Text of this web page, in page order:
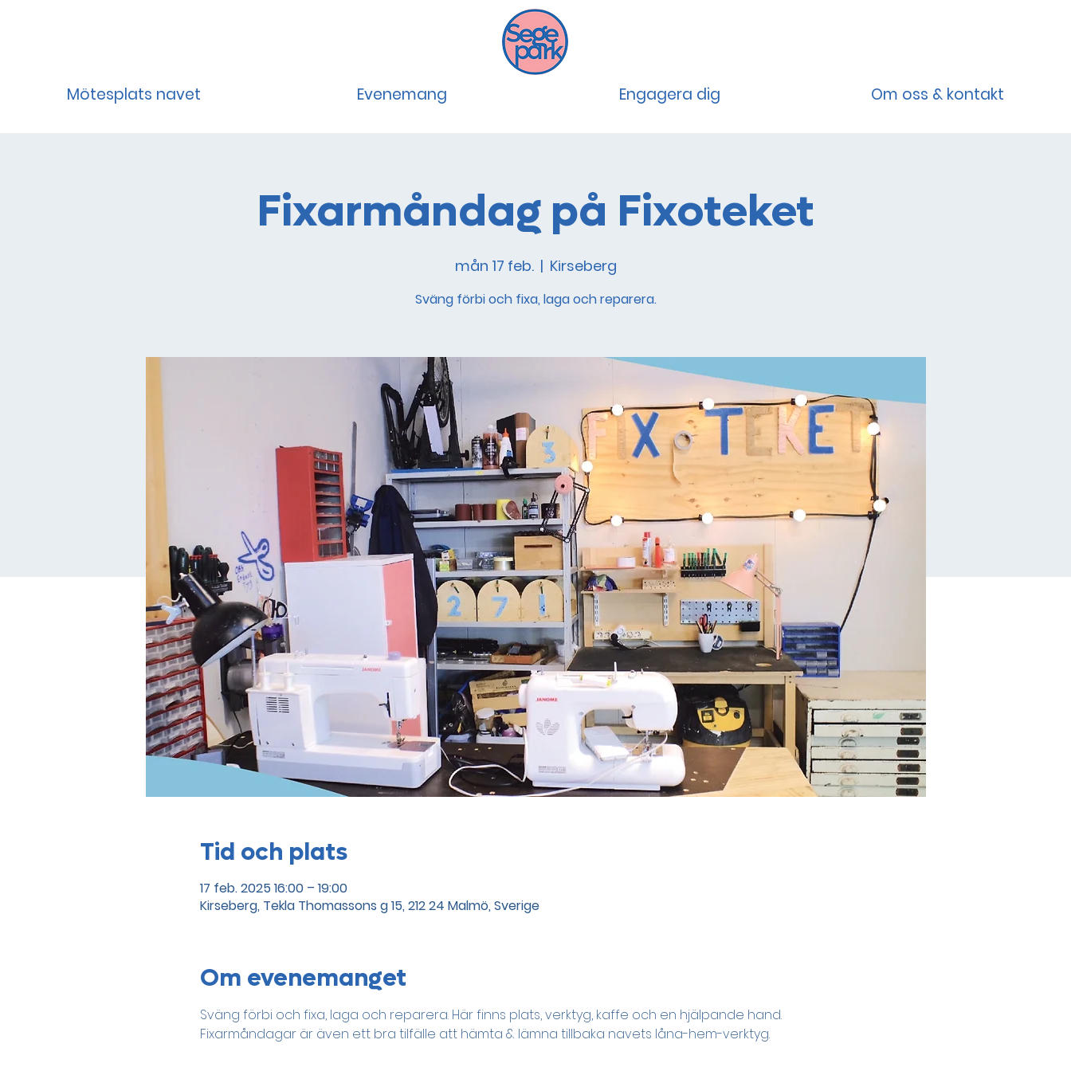
Mötesplats navet Evenemang Engagera dig Om oss & kontakt
Fixarmåndag på Fixoteket
mån 17 feb.
  |
Kirseberg
Sväng förbi och fixa, laga och reparera.
Tid och plats
17 feb. 2025 16:00 – 19:00
Kirseberg, Tekla Thomassons g 15, 212 24 Malmö, Sverige
Om evenemanget
Sväng förbi och fixa, laga och reparera. Här finns plats, verktyg, kaffe och en hjälpande hand.
Fixarmåndagar är även ett bra tilfälle att hämta & lämna tillbaka navets låna-hem-verktyg.